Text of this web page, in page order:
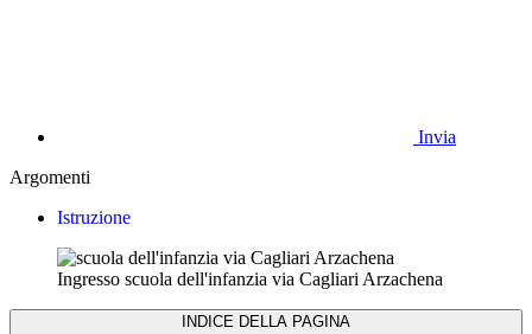
Invia
Argomenti
Istruzione
Ingresso scuola dell'infanzia via Cagliari Arzachena